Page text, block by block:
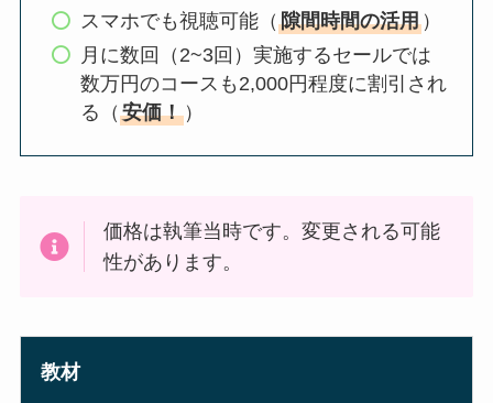
スマホでも視聴可能（ 隙間時間の活用）
月に数回（2~3回）実施するセールでは
数万円のコースも2,000円程度に割引され
る（ 安価！）
価格は執筆当時です。変更される可能
性があります。
教材